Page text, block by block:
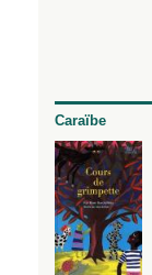
Caraïbe